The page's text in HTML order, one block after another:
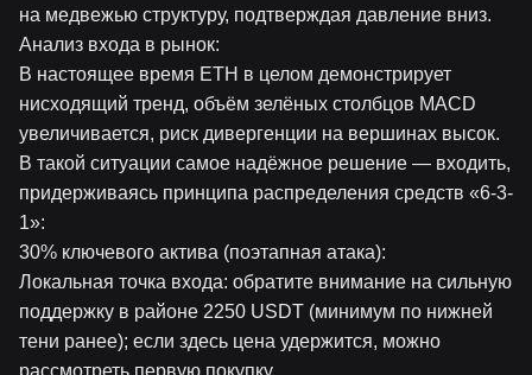
на медвежью структуру, подтверждая давление вниз.
Анализ входа в рынок:
В настоящее время ETH в целом демонстрирует
нисходящий тренд, объём зелёных столбцов MACD
увеличивается, риск дивергенции на вершинах высок.
В такой ситуации самое надёжное решение — входить,
придерживаясь принципа распределения средств «6-3-
1»:
30% ключевого актива (поэтапная атака):
Локальная точка входа: обратите внимание на сильную
поддержку в районе 2250 USDT (минимум по нижней
тени ранее); если здесь цена удержится, можно
рассмотреть первую покупку.